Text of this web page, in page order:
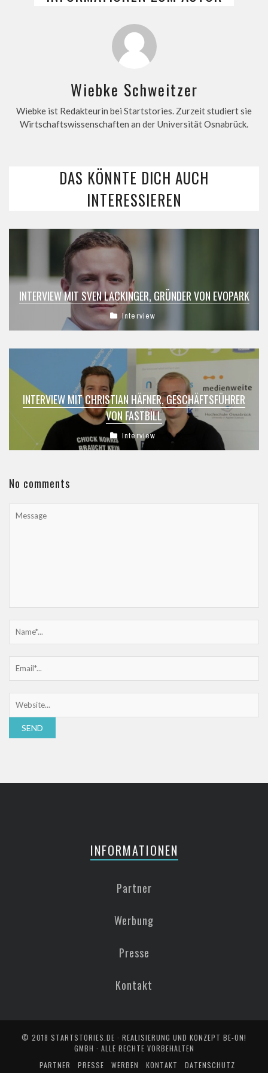
Wiebke Schweitzer
Wiebke ist Redakteurin bei Startstories. Zurzeit studiert sie
Wirtschaftswissenschaften an der Universität Osnabrück.
DAS KÖNNTE DICH AUCH
INTERESSIEREN
INTERVIEW MIT SVEN LACKINGER, GRÜNDER VON EVOPARK
Interview
INTERVIEW MIT CHRISTIAN HÄFNER, GESCHÄFTSFÜHRER
VON FASTBILL
Interview
No comments
INFORMATIONEN
Partner
Werbung
Presse
Kontakt
© 2018 STARTSTORIES.DE · REALISIERUNG UND KONZEPT BE-ON!
GMBH · ALLE RECHTE VORBEHALTEN
PARTNER
PRESSE WERBEN KONTAKT
DATENSCHUTZ